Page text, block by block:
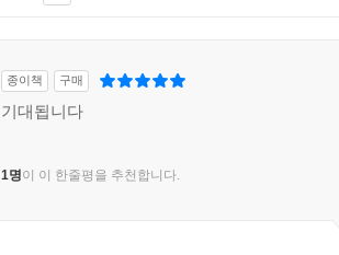
종이책 구매
기대됩니다
1명이 이 한줄평을 추천합니다.